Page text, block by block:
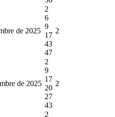
de 2025
2
6
9
17
43
47
2
de 2025
2
9
17
20
27
43
2
2